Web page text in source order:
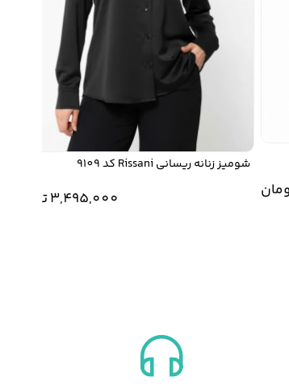
شومیز زنانه ریسانی Rissani کد 9109
3,495,000تومان